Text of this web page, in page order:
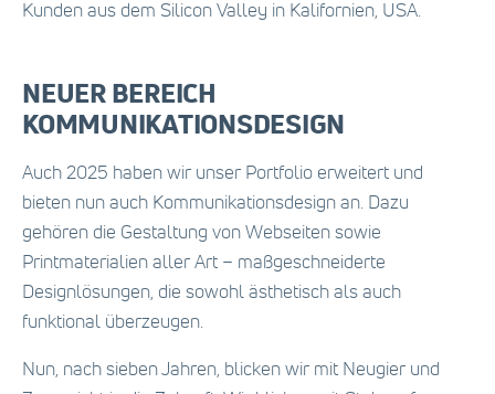
Kunden aus dem Silicon Valley in Kalifornien, USA.
NEUER BEREICH
KOMMUNIKATIONSDESIGN
Auch 2025 haben wir unser Portfolio erweitert und
bieten nun auch Kommunikationsdesign an. Dazu
gehören die Gestaltung von Webseiten sowie
Printmaterialien aller Art – maßgeschneiderte
Designlösungen, die sowohl ästhetisch als auch
funktional überzeugen.
Nun, nach sieben Jahren, blicken wir mit Neugier und